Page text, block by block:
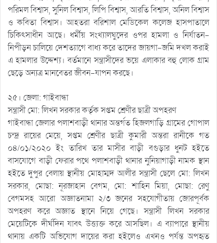
পরিমল বিশ্বাস, সুনিল বিশ্বাস, লিপি বিশ্বাস, আরতি বিশ্বাস, অনিল বিশ্বাস
ও কবিতা বিশ্বাস। আহতরা বরিশাল মেডিকেল কলেজ হাসপাতালে
চিকিৎসাধীন আছে। ধর্মীয় সংখ্যালঘুদের ওপর হামলা ও নির্যাতন-
নিপীড়ন চালিয়ে দেশত্যাগে বাধ্য করে তাদের জায়গা-জমি দখল করাই
এ হামলার উদ্দেশ্য। বর্তমানে সন্ত্রাসীদের ভয়ে এলাকার বহু লোক গ্রাম
ছেড়ে অন্যত্র মানবেতর জীবন-যাপন করছে।
২৫। জেলা: গাইবান্ধা
সন্ত্রাসী মো: লিখন সরকার কর্তৃক সপ্তম শ্রেণীর ছাত্রী অপহরণ
গাইবান্ধা জেলার পলাশবাড়ী থানার অন্তর্গত হিজলগাড়ি গ্রামের গোপাল
চন্দ্র রায়ের মেয়ে, সপ্তম শ্রেণীর ছাত্রী কুমারী অন্তরা রানীকে গত
০৪/০১/২০২০ ইং তারিখ তার মাসীর বাড়ী বগুড়ার ধুনট হইতে
বাসযোগে বাড়ী ফেরার পথে পলাশবাড়ী থানার নুনিয়াগাড়ী নামক স্থান
হইতে দুপুর বেলায় স্থানীয় মোহাম্মদ আলীর সন্ত্রাসী ছেলে মো: লিখন
সরকার, মোছা: নূরজাহান বেগম, মো: শাহিন মিয়া, মোছা: রেণু
বেগমসহ আরো অজ্ঞাতনামা ২/৩ জনের সহযোগীতায় জোরপূর্বক
অপহরণ করে অজ্ঞাত স্থানে নিয়ে গেছে। সন্ত্রাসী লিখন সরকার
মেয়েটিকে দীর্ঘদিন যাবৎ উত্ত্যক্ত করে আসছিল। এ ব্যাপারে স্থানীয়
থানায় একটি অভিযোগ দায়ের করা হইলেও এখনও পর্যন্ত অপহৃত